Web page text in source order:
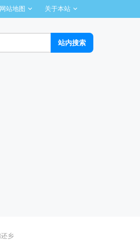
网站地图 关于本站
乡